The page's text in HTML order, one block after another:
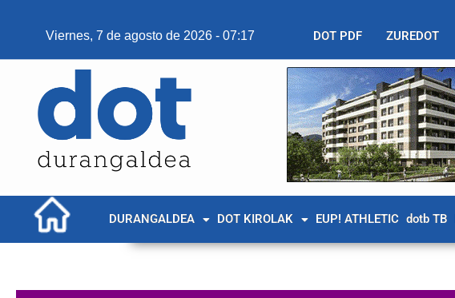
Viernes, 7 de agosto de 2026 - 07:17 DOT PDF ZUREDOT
DURANGALDEA DOT KIROLAK EUP! ATHLETIC dotb TB